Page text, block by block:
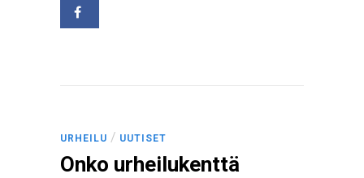
URHEILU / UUTISET
Onko urheilukenttä